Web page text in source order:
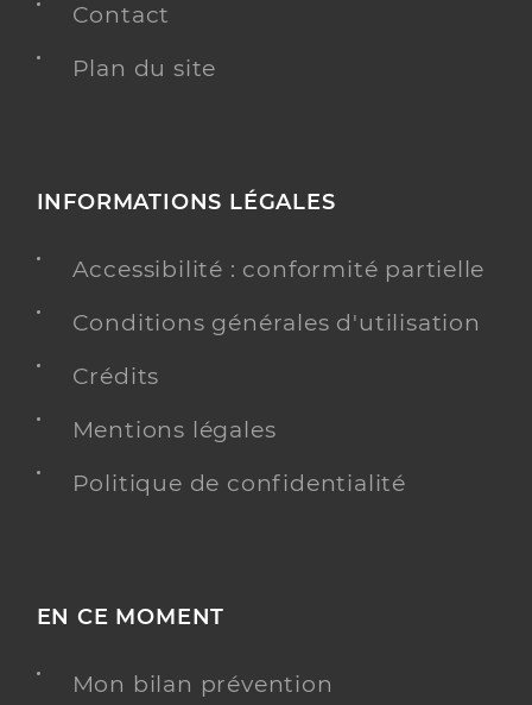
Contact
Plan du site
INFORMATIONS LÉGALES
Accessibilité : conformité partielle
Conditions générales d'utilisation
Crédits
Mentions légales
Politique de confidentialité
EN CE MOMENT
Mon bilan prévention